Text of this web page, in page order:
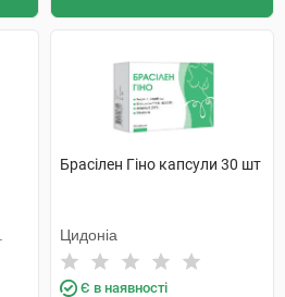
Брасілен Гіно капсули 30 шт
Цидоніа
Є в наявності